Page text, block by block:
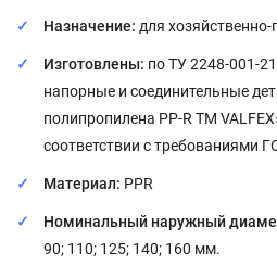
Назначение: для
Изготовлены: по ТУ 2248-001-
напорные и соединительные
полипропилена PP-R ТМ
соответствии с требованиями
Материал: PPR
Номинальный наружный
90; 110; 125; 140; 160 мм.